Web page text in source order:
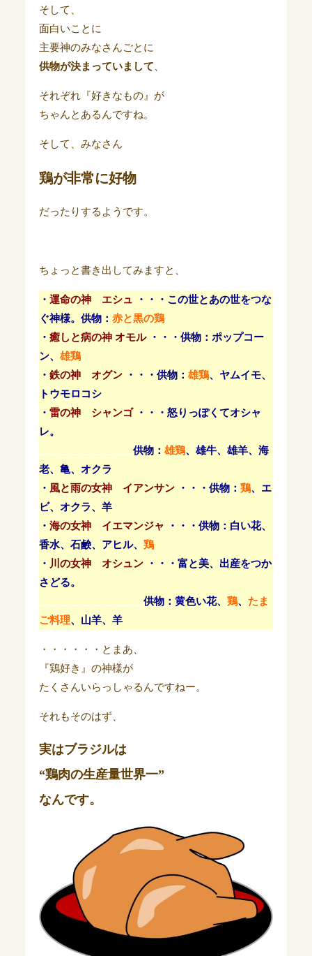
そして、
面白いことに
主要神のみなさんごとに
供物が決まっていまして、
それぞれ『好きなもの』が
ちゃんとあるんですね。
そして、みなさん
鶏が非常に好物
だったりするようです。
ちょっと書き出してみますと、
・ 運命の神 エシュ ・・・この世とあの世をつな
ぐ神様。 供物： 赤と黒の鶏
・ 癒しと病の神 オモル・・・供物：ポップコー
ン、 雄鶏
・ 鉄の神 オグン・・・供物： 雄鶏、ヤムイモ、
トウモロコシ
・ 雷の神 シャンゴ・・・怒りっぽくてオシャ
レ。
供物： 雄鶏、雄牛、雄羊、海
老、亀、オクラ
・ 風と雨の女神 イアンサン・・・供物： 鶏、エ
ビ、オクラ、羊
・ 海の女神 イエマンジャ
・・・供物：白い花、
香水、石鹸、アヒル、 鶏
・ 川の女神 オシュン・・・富と美、出産をつか
さどる。
供物：黄色い花、 鶏、 たま
ご料理、山羊、羊
・・・・・・とまあ、
『鶏好き』の神様が
たくさんいらっしゃるんですねー。
それもそのはず、
実はブラジルは
“鶏肉の生産量世界一”
なんです。